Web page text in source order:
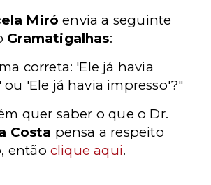
Miróenvia a seguinte
Gramatigalhas:
correta: 'Ele já havia
'Ele já havia impresso'?"
quer saber o que o Dr.
Costa pensa a respeito
então clique aqui.